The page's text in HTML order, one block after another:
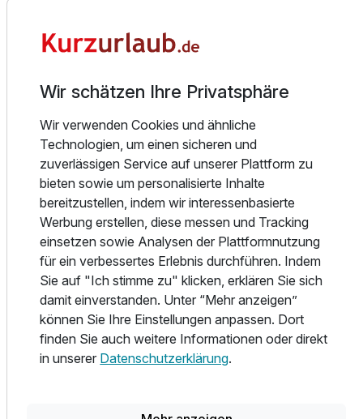
Ausstattung
Zusatznächte
Für 3 Tage p.P. ab
„Erholung erleben“
möchten Ihnen einen wunderschönen und
unvergesslichen Urlaub in der höchstgelegenen Stadt
Deutschlands
ermöglichen. Entdecken Sie die alten Kaiserbäder,
Karlsbad, Franzensbad, Marienbad. Geniessen Sie die klare
Luft in der höchstgelegenen Stadt Deutschland.
Wir freuen uns auf Sie!
Das Team der Alpina Lodge!
Wir schätzen Ihre Privatsphäre
Wir verwenden Cookies und ähnliche
Technologien, um einen sicheren und
zuverlässigen Service auf unserer Plattform zu
bieten sowie um personalisierte Inhalte
bereitzustellen, indem wir interessenbasierte
Werbung erstellen, diese messen und Tracking
einsetzen sowie Analysen der Plattformnutzung
für ein verbessertes Erlebnis durchführen. Indem
Sie auf "Ich stimme zu" klicken, erklären Sie sich
damit einverstanden. Unter “Mehr anzeigen”
können Sie Ihre Einstellungen anpassen. Dort
finden Sie auch weitere Informationen oder direkt
in unserer Datenschutzerklärung.